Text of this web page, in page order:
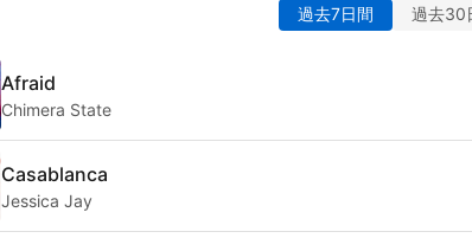
過去7日間 過去30
Afraid
Chimera State
Casablanca
Jessica Jay